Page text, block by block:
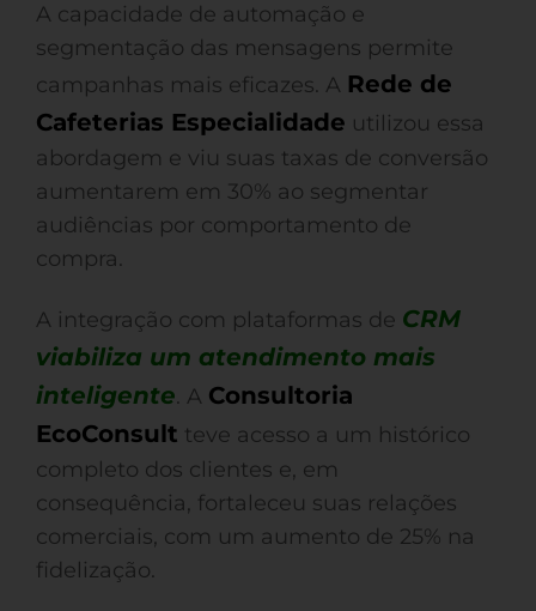
A capacidade de automação e
segmentação das mensagens permite
campanhas mais eficazes. A Rede de
Cafeterias Especialidade utilizou essa
abordagem e viu suas taxas de conversão
aumentarem em 30% ao segmentar
audiências por comportamento de
compra.
A integração com plataformas de CRM
viabiliza um atendimento mais
inteligente. A Consultoria
EcoConsult teve acesso a um histórico
completo dos clientes e, em
consequência, fortaleceu suas relações
comerciais, com um aumento de 25% na
fidelização.